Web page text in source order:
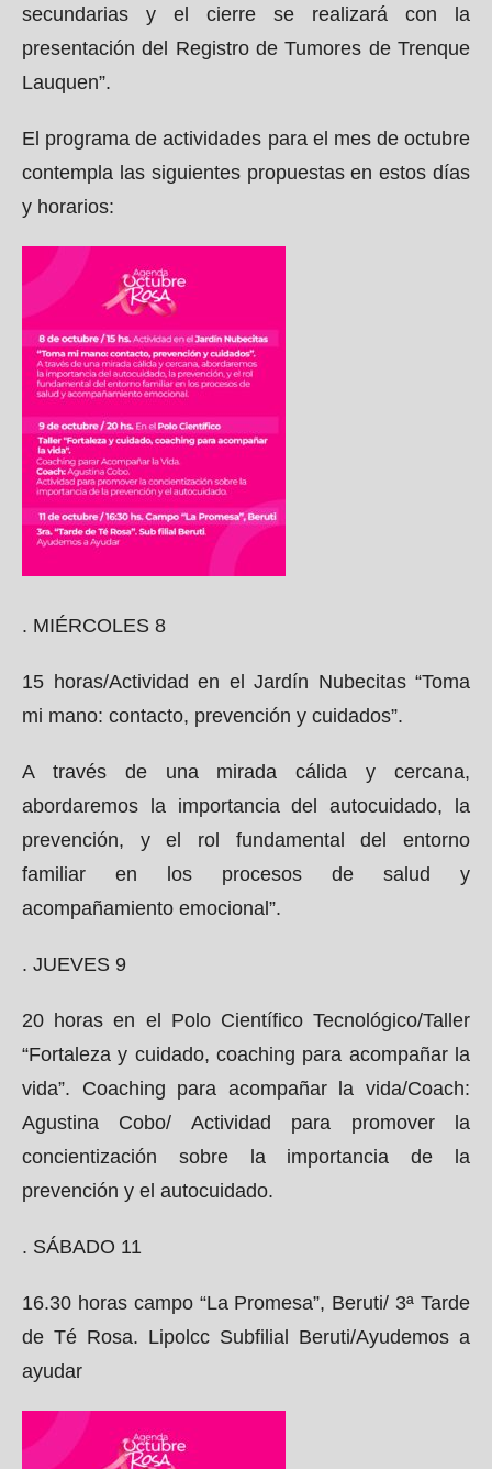
secundarias y el cierre se realizará con la
presentación del Registro de Tumores de Trenque
Lauquen”.
El programa de actividades para el mes de octubre
contempla las siguientes propuestas en estos días
y horarios:
. MIÉRCOLES 8
15 horas/Actividad en el Jardín Nubecitas “Toma
mi mano: contacto, prevención y cuidados”.
A través de una mirada cálida y cercana,
abordaremos la importancia del autocuidado, la
prevención, y el rol fundamental del entorno
familiar en los procesos de salud y
acompañamiento emocional”.
. JUEVES 9
20 horas en el Polo Científico Tecnológico/Taller
“Fortaleza y cuidado, coaching para acompañar la
vida”. Coaching para acompañar la vida/Coach:
Agustina Cobo/ Actividad para promover la
concientización sobre la importancia de la
prevención y el autocuidado.
. SÁBADO 11
16.30 horas campo “La Promesa”, Beruti/ 3ª Tarde
de Té Rosa. Lipolcc Subfilial Beruti/Ayudemos a
ayudar